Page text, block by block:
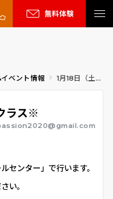
無料体験
ベント情報 1月18日（土）熊本本校 ※2クラス※
ラス※
センター」で行います。
い。